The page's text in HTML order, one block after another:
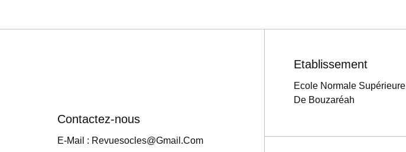
Contactez-nous
E-Mail : Revuesocles@gmail.com
Etablissement
Ecole Normale Supérieure
De Bouzaréah